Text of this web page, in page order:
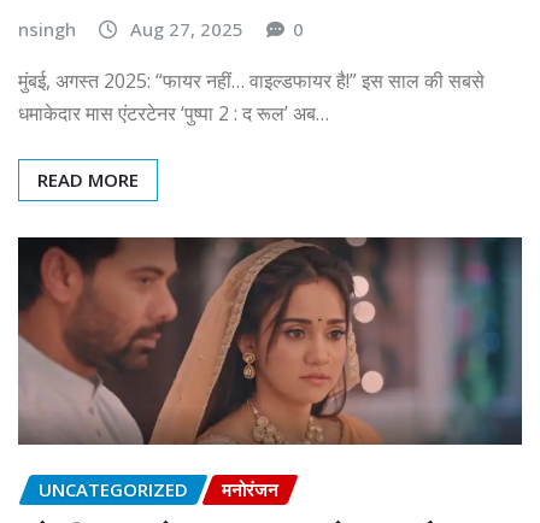
nsingh Aug 27, 2025 0
मुंबई, अगस्त 2025: “फायर नहीं… वाइल्डफायर है!” इस साल की सबसे
धमाकेदार मास एंटरटेनर ‘पुष्पा 2 : द रूल’ अब…
READ MORE
UNCATEGORIZED मनोरंजन